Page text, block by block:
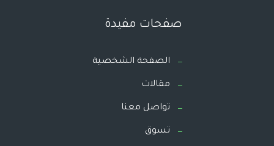
صفحات مفيدة
الصفحة الشخصية
مقالات
تواصل معنا
تسوق